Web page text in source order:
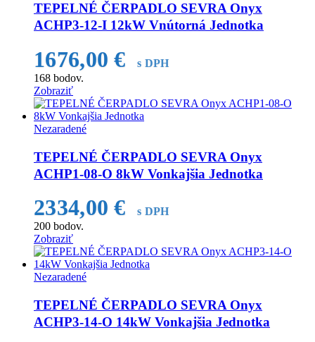
TEPELNÉ ČERPADLO SEVRA Onyx
ACHP3-12-I 12kW Vnútorná Jednotka
1676,00€
s DPH
168 bodov.
Zobraziť
Nezaradené
TEPELNÉ ČERPADLO SEVRA Onyx
ACHP1-08-O 8kW Vonkajšia Jednotka
2334,00€
s DPH
200 bodov.
Zobraziť
Nezaradené
TEPELNÉ ČERPADLO SEVRA Onyx
ACHP3-14-O 14kW Vonkajšia Jednotka